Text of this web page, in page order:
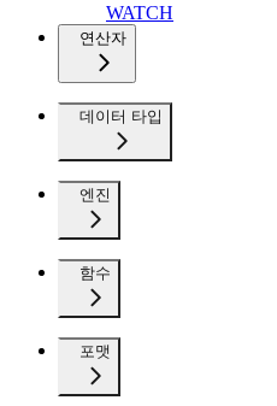
WATCH
연산자
데이터 타입
엔진
함수
포맷